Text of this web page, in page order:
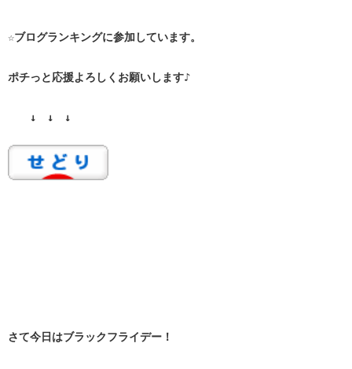
☆ブログランキングに参加しています。
ポチっと応援よろしくお願いします♪
↓ ↓ ↓
さて今日はブラックフライデー！